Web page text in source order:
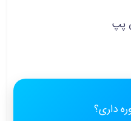
پپ
داری؟